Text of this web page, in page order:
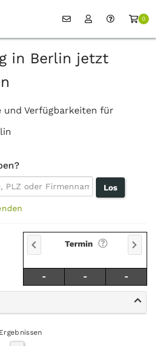
0
in Berlin jetzt
und Verfügbarkeiten für
Termin
- - -